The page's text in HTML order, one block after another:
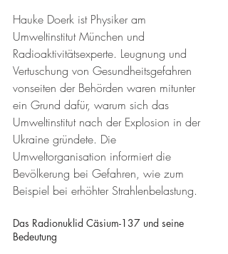
Hauke Doerk ist Physiker am
Umweltinstitut München und
Radioaktivitätsexperte. Leugnung und
Vertuschung von Gesundheitsgefahren
vonseiten der Behörden waren mitunter
ein Grund dafür, warum sich das
Umweltinstitut nach der Explosion in der
Ukraine gründete. Die
Umweltorganisation informiert die
Bevölkerung bei Gefahren, wie zum
Beispiel bei erhöhter Strahlenbelastung.
Das Radionuklid Cäsium-137 und seine
Bedeutung